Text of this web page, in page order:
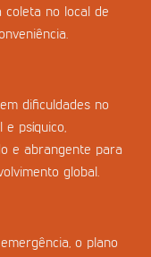
coleta no local de
dificuldades no
e psíquico,
e abrangente para
global.
o plano